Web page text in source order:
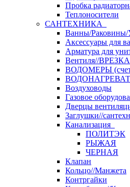
Пробка
Теплоносители
САНТЕХНИКА
Ванны/Раковины/
Аксессуары для
Арматура для
Вентиля//ВРЕЗКА
ВОДОМЕРЫ
Воздуховоды
Газовое
Дверцы
Заглушки//
Канализация
ПОЛИТЭК
РЫЖАЯ
ЧЕРНАЯ
Клапан
Кольцо//Манжета
Контргайки